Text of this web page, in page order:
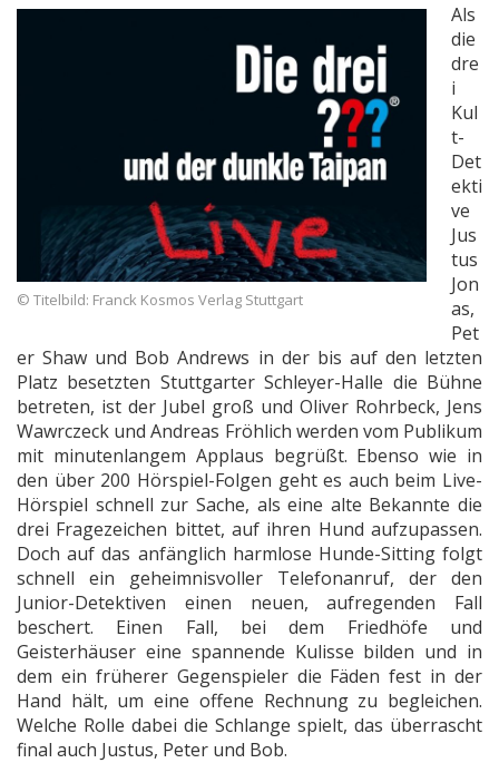
© Titelbild: Franck Kosmos Verlag Stuttgart
Als
die
dre
i
Kul
t-
Det
ekti
ve
Jus
tus
Jon
as,
Pet
er Shaw und Bob Andrews in der bis auf den letzten
Platz besetzten Stuttgarter Schleyer-Halle die Bühne
betreten, ist der Jubel groß und Oliver Rohrbeck, Jens
Wawrczeck und Andreas Fröhlich werden vom Publikum
mit minutenlangem Applaus begrüßt. Ebenso wie in
den über 200 Hörspiel-Folgen geht es auch beim Live-
Hörspiel schnell zur Sache, als eine alte Bekannte die
drei Fragezeichen bittet, auf ihren Hund aufzupassen.
Doch auf das anfänglich harmlose Hunde-Sitting folgt
schnell ein geheimnisvoller Telefonanruf, der den
Junior-Detektiven einen neuen, aufregenden Fall
beschert. Einen Fall, bei dem Friedhöfe und
Geisterhäuser eine spannende Kulisse bilden und in
dem ein früherer Gegenspieler die Fäden fest in der
Hand hält, um eine offene Rechnung zu begleichen.
Welche Rolle dabei die Schlange spielt, das überrascht
final auch Justus, Peter und Bob.